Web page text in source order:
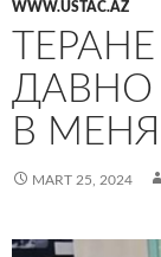
WWW.USTAC.AZ
ДАВНО
В
MART 25, 2024